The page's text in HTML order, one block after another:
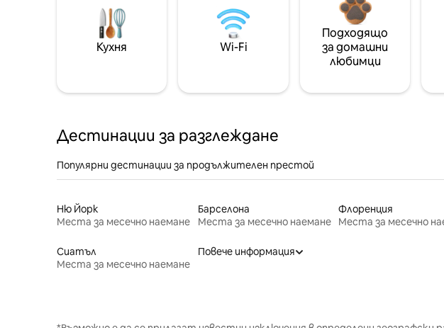
Кухня Wi-Fi
Подходящо
за домашни
любимци
Дестинации за разглеждане
Популярни дестинации за продължителен престой
Ню Йорк
Места за месечно наемане
Барселона
Места за месечно наемане
Флоренция
Места за месечно
Сиатъл
Места за месечно наемане
Повече информация